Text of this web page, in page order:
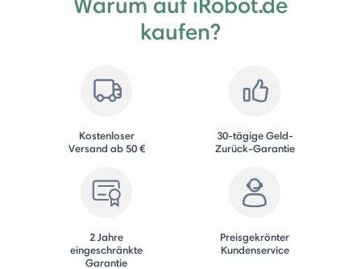
kaufen?
Kostenloser
Versand ab 50 €
30-tägige Geld-
Zurück-Garantie
2 Jahre
eingeschränkte
Garantie
Preisgekrönter
Kundenservice